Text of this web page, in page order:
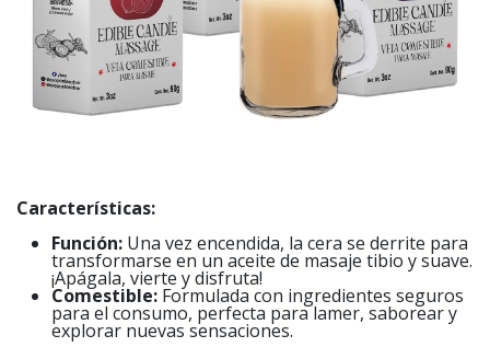
Características:
Función: Una vez encendida, la cera se derrite para
transformarse en un aceite de masaje tibio y suave.
¡Apágala, vierte y disfruta!
Comestible: Formulada con ingredientes seguros
para el consumo, perfecta para lamer, saborear y
explorar nuevas sensaciones.